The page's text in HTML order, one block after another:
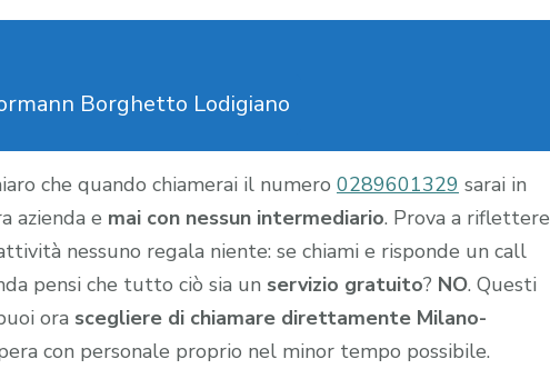
Borghetto Lodigiano
che quando chiamerai il numero 0289601329 sarai in
azienda e mai con nessun intermediario. Prova a riflettere
nessuno regala niente: se chiami e risponde un call
pensi che tutto ciò sia un servizio gratuito? NO. Questi
ora scegliere di chiamare direttamente Milano-
con personale proprio nel minor tempo possibile.